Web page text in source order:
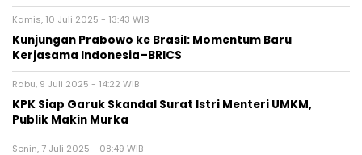
Kamis, 10 Juli 2025 - 13:43 WIB
Kunjungan Prabowo ke Brasil: Momentum Baru
Kerjasama Indonesia–BRICS
Rabu, 9 Juli 2025 - 14:22 WIB
KPK Siap Garuk Skandal Surat Istri Menteri UMKM,
Publik Makin Murka
Senin, 7 Juli 2025 - 08:49 WIB